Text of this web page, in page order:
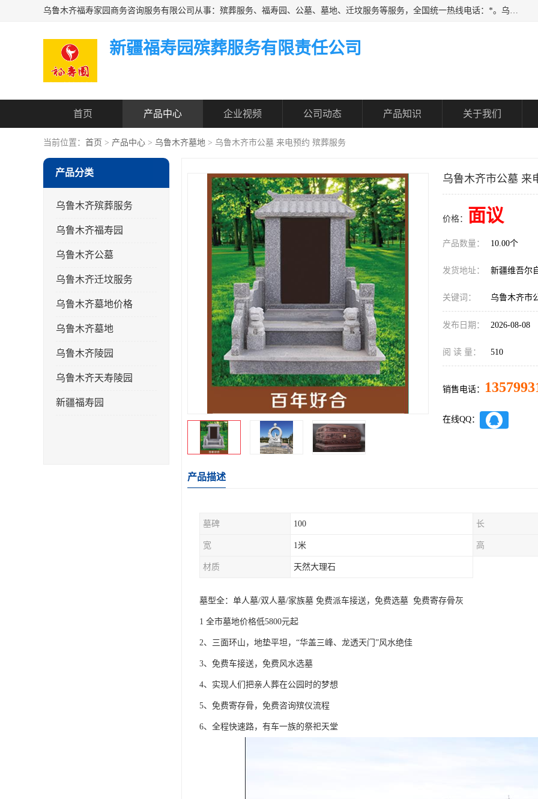
乌鲁木齐福寿家园商务咨询服务有限公司从事：殡葬服务、福寿园、公墓、墓地、迁坟服务等服务，全国统一热线电话：*。乌鲁木齐福寿家园商务咨询服务有限公司提供多种一条龙服务套餐，满足各阶层的实际需求。实实在在做到省心、省力、省钱。
新疆福寿园殡葬服务有限责任公司
首页 产品中心 企业视频 公司动态 产品知识 关于我们
当前位置： 首页 > 产品中心 > 乌鲁木齐墓地 > 乌鲁木齐市公墓 来电预约 殡葬服务
产品分类
乌鲁木齐殡葬服务
乌鲁木齐福寿园
乌鲁木齐公墓
乌鲁木齐迁坟服务
乌鲁木齐墓地价格
乌鲁木齐墓地
乌鲁木齐陵园
乌鲁木齐天寿陵园
新疆福寿园
乌鲁木齐市公墓 来
价格： 面议
产品数量： 10.00个
发货地址： 新疆维吾尔
关键词： 乌鲁木齐市
发布日期： 2026-08-08
阅 读 量： 510
销售电话：
在线QQ：
产品描述
墓碑 100 长
宽 1米 高
材质 天然大理石
墓型全：单人墓/双人墓/家族墓 免费派车接送，免费选墓 免费寄存骨灰
1 全市墓地价格低5800元起
2、三面环山，地垫平坦，“华盖三峰、龙透天门”风水绝佳
3、免费车接送，免费风水选墓
4、实现人们把亲人葬在公园时的梦想
5、免费寄存骨，免费咨询殡仪流程
6、全程快速路，有车一族的祭祀天堂